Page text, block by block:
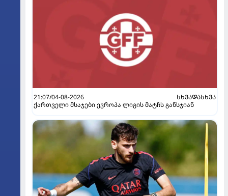
21:07/04-08-2026
ᲡᲮᲕᲐᲓᲐᲡᲮᲕᲐ
ქართველი მსაჯები ევროპა ლიგის მატჩს განსჯიან